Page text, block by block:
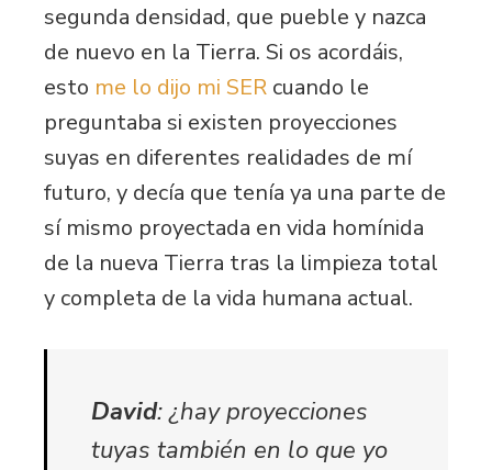
segunda densidad, que pueble y nazca
de nuevo en la Tierra. Si os acordáis,
esto me lo dijo mi SER cuando le
preguntaba si existen proyecciones
suyas en diferentes realidades de mí
futuro, y decía que tenía ya una parte de
sí mismo proyectada en vida homínida
de la nueva Tierra tras la limpieza total
y completa de la vida humana actual.
David: ¿hay proyecciones
tuyas también en lo que yo